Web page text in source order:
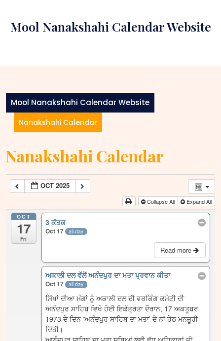
contentMool Nanakshahi Calendar Website
Mool Nanakshahi Calendar Website
Nanakshahi Calendar
Nanakshahi Calendar
OCT 2025
Collapse All Expand All
OCT
17
Fri
3 ਕੱਤਕ
Oct 17 all-day
Read more
ਅਕਾਲੀ ਦਲ ਵੱਲੋਂ ਅਨੰਦਪੁਰ ਦਾ ਮਤਾ ਪ੍ਰਵਾਨ ਕੀਤਾ
Oct 17 all-day
ਸਿੱਖਾਂ ਦੀਆ ਮੰਗਾਂ ਨੂੰ ਅਕਾਲੀ ਦਲ ਦੀ ਵਰਕਿੰਗ ਕਮੇਟੀ ਦੀ
ਅਨੰਦਪੁਰ ਸਾਹਿਬ ਵਿਖੇ ਹੋਈ ਇਕੱਤ੍ਰਤਾ ਦੌਰਾਨ, 17 ਅਕਤੂਬਰ
1973 ਦੇ ਦਿਨ ‘ਅਨੰਦਪੁਰ ਸਾਹਿਬ ਦਾ ਮਤਾ’ ਦੇ ਨਾਂ ਹੇਠ ਮਨਜ਼ੂਰੀ
ਦਿੱਤੀ।